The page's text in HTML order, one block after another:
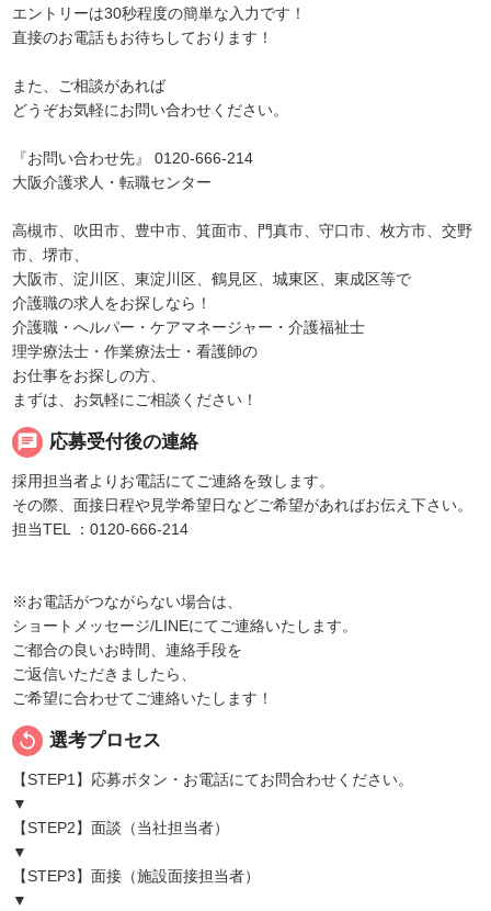
エントリーは30秒程度の簡単な入力です！
直接のお電話もお待ちしております！
また、ご相談があれば
どうぞお気軽にお問い合わせください。
『お問い合わせ先』 0120-666-214
大阪介護求人・転職センター
高槻市、吹田市、豊中市、箕面市、門真市、守口市、枚方市、交野
市、堺市、
大阪市、淀川区、東淀川区、鶴見区、城東区、東成区等で
介護職の求人をお探しなら！
介護職・へルパー・ケアマネージャー・介護福祉士
理学療法士・作業療法士・看護師の
お仕事をお探しの方、
まずは、お気軽にご相談ください！
chat 応募受付後の連絡
採用担当者よりお電話にてご連絡を致します。
その際、面接日程や見学希望日などご希望があればお伝え下さい。
担当TEL ：0120-666-214
※お電話がつながらない場合は、
ショートメッセージ/LINEにてご連絡いたします。
ご都合の良いお時間、連絡手段を
ご返信いただきましたら、
ご希望に合わせてご連絡いたします！
replay 選考プロセス
【STEP1】応募ボタン・お電話にてお問合わせください。
▼
【STEP2】面談（当社担当者）
▼
【STEP3】面接（施設面接担当者）
▼